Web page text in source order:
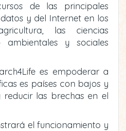
de las principales
y del Internet en los
las ciencias
ambientales y sociales
es empoderar a
es países con bajos y
reducir las brechas en el
el funcionamiento y